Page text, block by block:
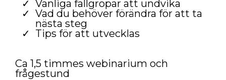
Vanliga fallgropar att undvika
Vad du behöver förändra för att ta
nästa steg
Tips för att utvecklas
Ca 1,5 timmes webinarium och
frågestund